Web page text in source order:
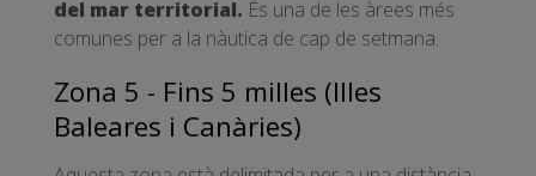
del mar territorial. És una de les àrees més
comunes per a la nàutica de cap de setmana.
Zona 5 - Fins 5 milles (Illes
Baleares i Canàries)